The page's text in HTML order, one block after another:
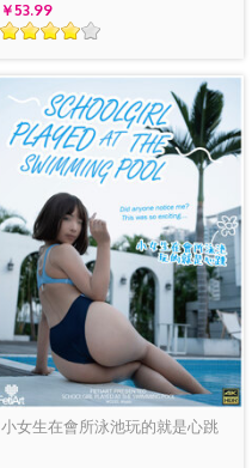
￥53.99
小女生在會所泳池玩的就是心跳